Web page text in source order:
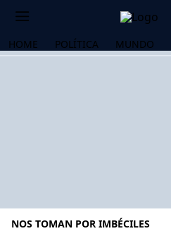
HOME POLÍTICA MUNDO
NOS TOMAN POR IMBÉCILES